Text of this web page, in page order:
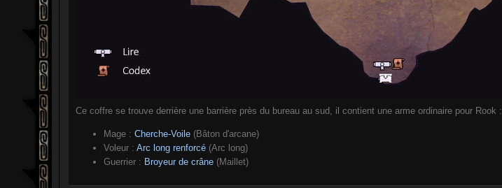
Ce coffre se trouve derrière une barrière près du bureau au sud, il contient une arme ordinaire pour Rook :
Mage : Cherche-Voile (Bâton d'arcane)
Voleur : Arc long renforcé (Arc long)
Guerrier : Broyeur de crâne (Maillet)